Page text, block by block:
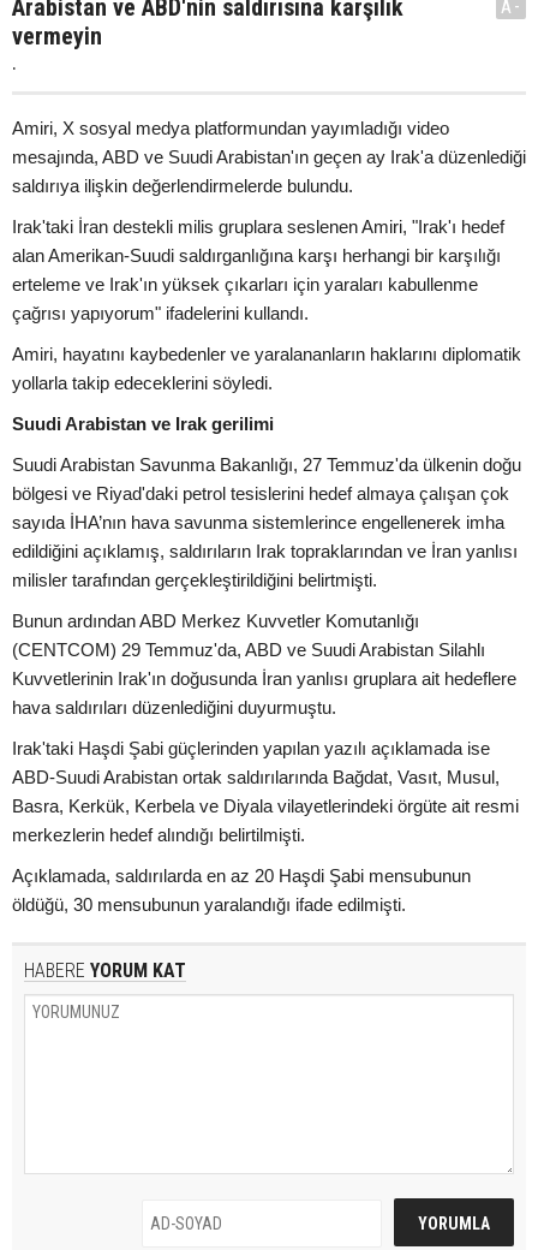
Arabistan ve ABD'nin saldırısına karşılık
vermeyin
.
A-
Amiri, X sosyal medya platformundan yayımladığı video
mesajında, ABD ve Suudi Arabistan'ın geçen ay Irak'a düzenlediği
saldırıya ilişkin değerlendirmelerde bulundu.
Irak'taki İran destekli milis gruplara seslenen Amiri, "Irak'ı hedef
alan Amerikan-Suudi saldırganlığına karşı herhangi bir karşılığı
erteleme ve Irak'ın yüksek çıkarları için yaraları kabullenme
çağrısı yapıyorum" ifadelerini kullandı.
Amiri, hayatını kaybedenler ve yaralananların haklarını diplomatik
yollarla takip edeceklerini söyledi.
Suudi Arabistan ve Irak gerilimi
Suudi Arabistan Savunma Bakanlığı, 27 Temmuz'da ülkenin doğu
bölgesi ve Riyad'daki petrol tesislerini hedef almaya çalışan çok
sayıda İHA’nın hava savunma sistemlerince engellenerek imha
edildiğini açıklamış, saldırıların Irak topraklarından ve İran yanlısı
milisler tarafından gerçekleştirildiğini belirtmişti.
Bunun ardından ABD Merkez Kuvvetler Komutanlığı
(CENTCOM) 29 Temmuz'da, ABD ve Suudi Arabistan Silahlı
Kuvvetlerinin Irak'ın doğusunda İran yanlısı gruplara ait hedeflere
hava saldırıları düzenlediğini duyurmuştu.
Irak'taki Haşdi Şabi güçlerinden yapılan yazılı açıklamada ise
ABD-Suudi Arabistan ortak saldırılarında Bağdat, Vasıt, Musul,
Basra, Kerkük, Kerbela ve Diyala vilayetlerindeki örgüte ait resmi
merkezlerin hedef alındığı belirtilmişti.
Açıklamada, saldırılarda en az 20 Haşdi Şabi mensubunun
öldüğü, 30 mensubunun yaralandığı ifade edilmişti.
HABERE YORUM KAT